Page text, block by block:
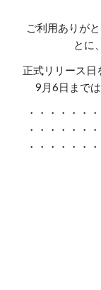
ご利用ありが
とに
正式リリース日
9月6日まで
・・・・・・
・・・・・・
・・・・・・